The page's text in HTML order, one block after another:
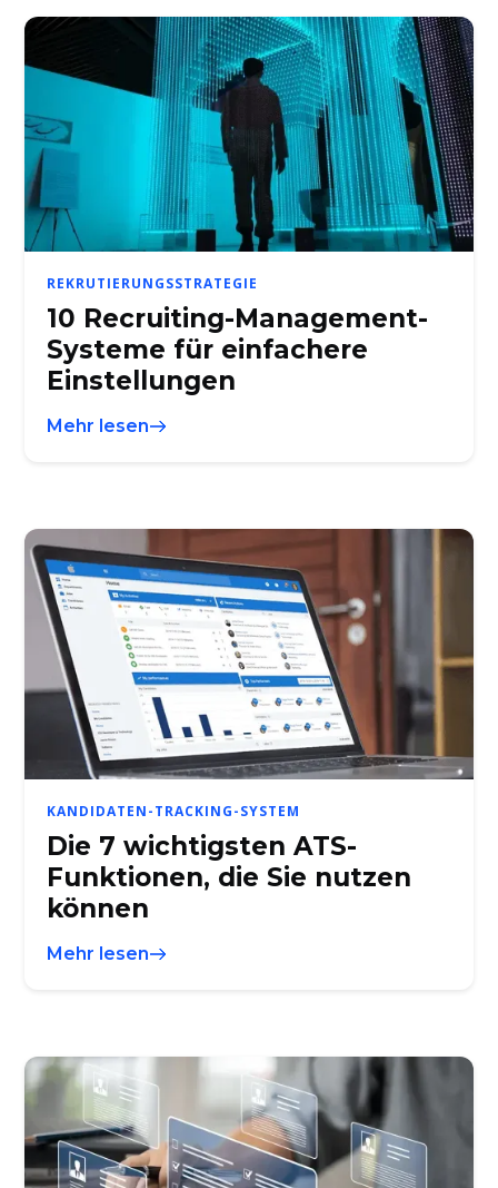
REKRUTIERUNGSSTRATEGIE
10 Recruiting-Management-
Systeme für einfachere
Einstellungen
Mehr lesen
KANDIDATEN-TRACKING-SYSTEM
Die 7 wichtigsten ATS-
Funktionen, die Sie nutzen
können
Mehr lesen